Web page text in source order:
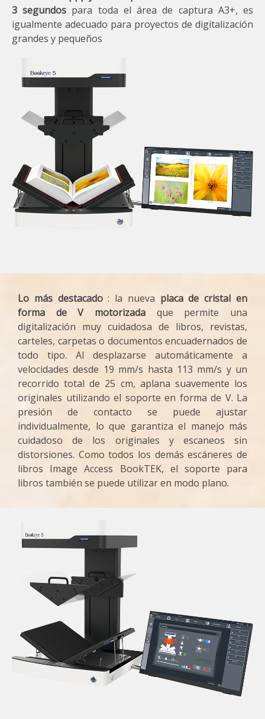
3 segundos para toda el área de captura A3+, es
igualmente adecuado para proyectos de digitalización
grandes y pequeños
Lo más destacado: la nueva placa de cristal en
forma de V motorizada que permite una
digitalización muy cuidadosa de libros, revistas,
carteles, carpetas o documentos encuadernados de
todo tipo. Al desplazarse automáticamente a
velocidades desde 19 mm/s hasta 113 mm/s y un
recorrido total de 25 cm, aplana suavemente los
originales utilizando el soporte en forma de V. La
presión de contacto se puede ajustar
individualmente, lo que garantiza el manejo más
cuidadoso de los originales y escaneos sin
distorsiones. Como todos los demás escáneres de
libros Image Access BookTEK, el soporte para
libros también se puede utilizar en modo plano.